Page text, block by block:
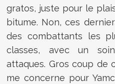
gratos, juste pour le
bitume. Non, ces
des combattants les
classes, avec un
attaques. Gros coup de
me concerne pour